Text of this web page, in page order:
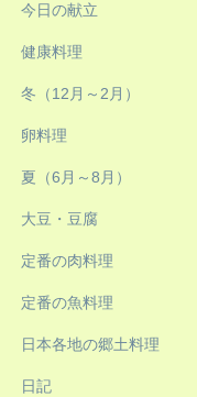
今日の献立
健康料理
冬（12月～2月）
卵料理
夏（6月～8月）
大豆・豆腐
定番の肉料理
定番の魚料理
日本各地の郷土料理
日記